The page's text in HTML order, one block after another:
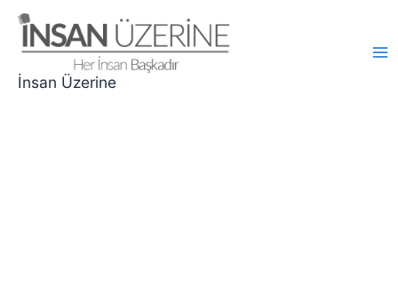
İçeriğe
İnsan Üzerine